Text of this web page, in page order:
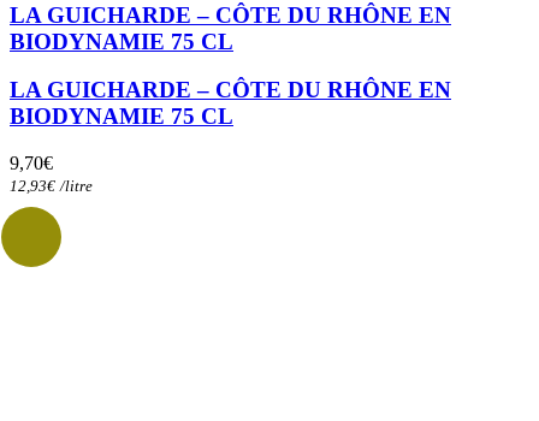
LA GUICHARDE – CÔTE DU RHÔNE EN
BIODYNAMIE 75 CL
LA GUICHARDE – CÔTE DU RHÔNE EN
BIODYNAMIE 75 CL
9,70€
12,93€ /litre